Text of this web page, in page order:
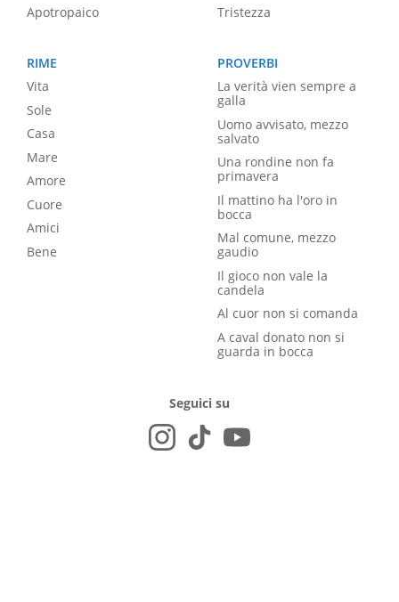
Apotropaico
Tristezza
RIME
Vita
Sole
Casa
Mare
Amore
Cuore
Amici
Bene
PROVERBI
La verità vien sempre a
galla
Uomo avvisato, mezzo
salvato
Una rondine non fa
primavera
Il mattino ha l'oro in
bocca
Mal comune, mezzo
gaudio
Il gioco non vale la
candela
Al cuor non si comanda
A caval donato non si
guarda in bocca
Seguici su